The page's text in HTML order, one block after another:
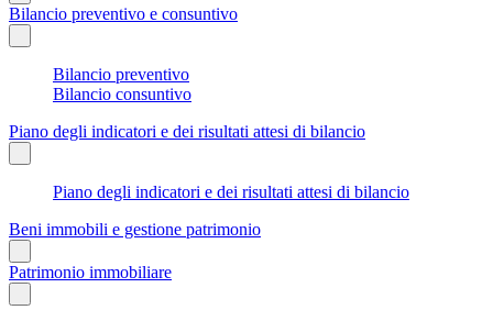
Bilancio preventivo e consuntivo
Bilancio preventivo
Bilancio consuntivo
Piano degli indicatori e dei risultati attesi di bilancio
Piano degli indicatori e dei risultati attesi di bilancio
Beni immobili e gestione patrimonio
Patrimonio immobiliare